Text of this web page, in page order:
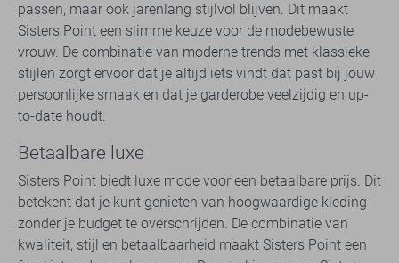
passen, maar ook jarenlang stijlvol blijven. Dit maakt
Sisters Point een slimme keuze voor de modebewuste
vrouw. De combinatie van moderne trends met klassieke
stijlen zorgt ervoor dat je altijd iets vindt dat past bij jouw
persoonlijke smaak en dat je garderobe veelzijdig en up-
to-date houdt.
Betaalbare luxe
Sisters Point biedt luxe mode voor een betaalbare prijs. Dit
betekent dat je kunt genieten van hoogwaardige kleding
zonder je budget te overschrijden. De combinatie van
kwaliteit, stijl en betaalbaarheid maakt Sisters Point een